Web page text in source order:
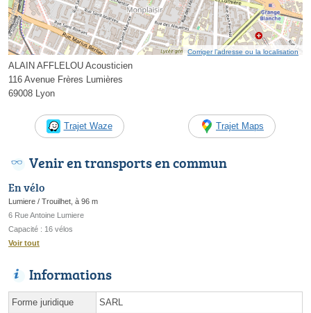
Corriger l’adresse ou la localisation
ALAIN AFFLELOU Acousticien
116 Avenue Frères Lumières
69008 Lyon
Trajet Waze Trajet Maps
Venir en transports en commun
En vélo
Lumiere / Trouilhet, à 96 m
6 Rue Antoine Lumiere
Capacité : 16 vélos
Voir tout
Informations
Forme juridique SARL